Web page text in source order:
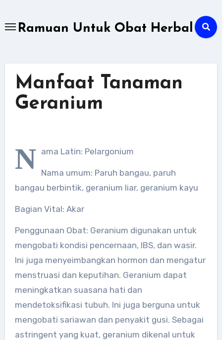
contentRamuan Untuk Obat Herbal
Manfaat Tanaman
Geranium
N ama Latin: Pelargonium
Nama umum: Paruh bangau, paruh
bangau berbintik, geranium liar, geranium kayu
Bagian Vital: Akar
Penggunaan Obat: Geranium digunakan untuk
mengobati kondisi pencernaan, IBS, dan wasir.
Ini juga menyeimbangkan hormon dan mengatur
menstruasi dan keputihan. Geranium dapat
meningkatkan suasana hati dan
mendetoksifikasi tubuh. Ini juga berguna untuk
mengobati sariawan dan penyakit gusi. Sebagai
astringent yang kuat, geranium dikenal untuk